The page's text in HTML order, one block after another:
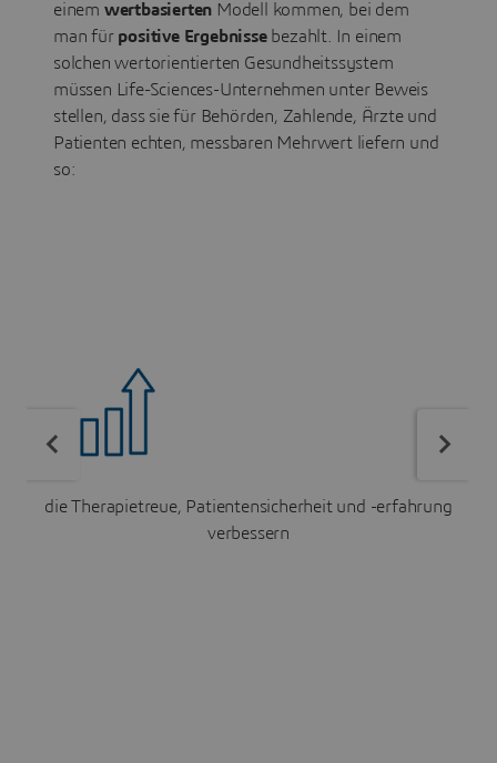
einem wertbasierten Modell kommen, bei dem
man für positive Ergebnissebezahlt. In einem
solchen wertorientierten Gesundheitssystem
müssen Life-Sciences-Unternehmen unter Beweis
stellen, dass sie für Behörden, Zahlende, Ärzte und
Patienten echten, messbaren Mehrwert liefern und
so:
die Therapietreue, Patientensicherheit und -erfahrung
verbessern